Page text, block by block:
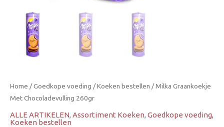
Home /Goedkope voeding /Koeken bestellen / Milka Graankoekje
Met Chocoladevulling 260gr
ALLE ARTIKELEN, Assortiment Koeken, Goedkope voeding,
Koeken bestellen